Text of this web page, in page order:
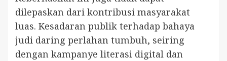
dilepaskan dari kontribusi masyarakat
luas. Kesadaran publik terhadap bahaya
judi daring perlahan tumbuh, seiring
dengan kampanye literasi digital dan